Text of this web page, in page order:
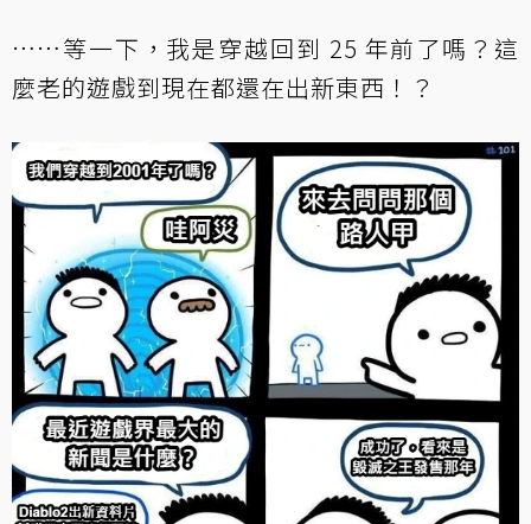
……等一下，我是穿越回到 25 年前了嗎？這
麼老的遊戲到現在都還在出新東西！？